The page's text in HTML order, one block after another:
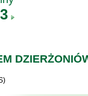
3